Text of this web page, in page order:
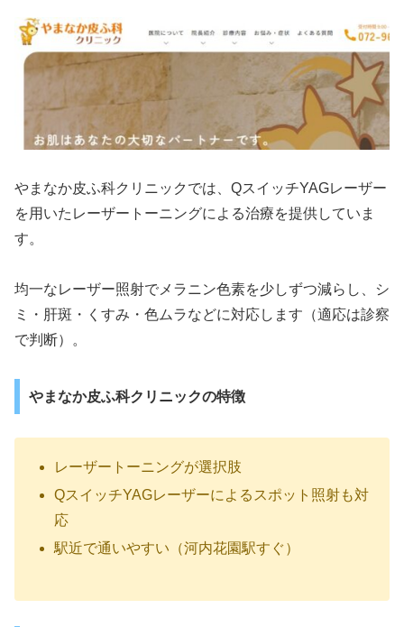
やまなか皮ふ科クリニックでは、QスイッチYAGレーザー
を用いたレーザートーニングによる治療を提供していま
す。
均一なレーザー照射でメラニン色素を少しずつ減らし、シ
ミ・肝斑・くすみ・色ムラなどに対応します（適応は診察
で判断）。
やまなか皮ふ科クリニックの特徴
レーザートーニングが選択肢
QスイッチYAGレーザーによるスポット照射も対
応
駅近で通いやすい（河内花園駅すぐ）